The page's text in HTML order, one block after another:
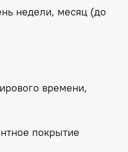
недели, месяц (до
времени,
покрытие